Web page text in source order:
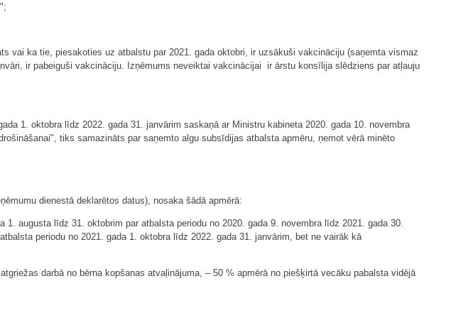
ka tie, piesakoties uz atbalstu par 2021. gada oktobri, ir uzsākuši vakcināciju (saņemta vismaz
ir pabeiguši vakcināciju. Izņēmums neveiktai vakcinācijai ir ārstu konsīlija slēdziens par atļauju
1. oktobra līdz 2022. gada 31. janvārim saskaņā ar Ministru kabineta 2020. gada 10. novembra
tiks samazināts par saņemto algu subsīdijas atbalsta apmēru, ņemot vērā minēto
dienestā deklarētos datus), nosaka šādā apmērā:
augusta līdz 31. oktobrim par atbalsta periodu no 2020. gada 9. novembra līdz 2021. gada 30.
periodu no 2021. gada 1. oktobra līdz 2022. gada 31. janvārim, bet ne vairāk kā
darbā no bērna kopšanas atvaļinājuma, – 50 % apmērā no piešķirtā vecāku pabalsta vidējā